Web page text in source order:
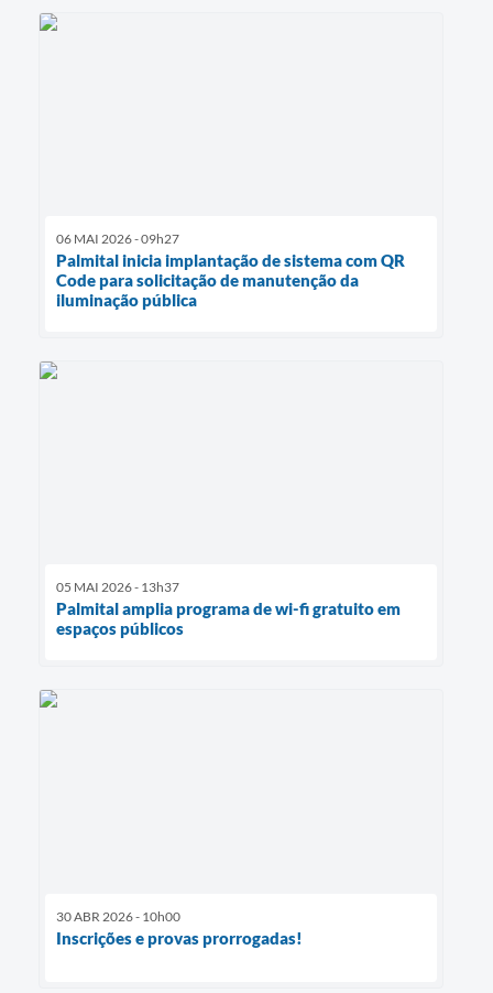
06 MAI 2026 - 09h27
Palmital inicia implantação de sistema com QR
Code para solicitação de manutenção da
iluminação pública
05 MAI 2026 - 13h37
Palmital amplia programa de wi-fi gratuito em
espaços públicos
30 ABR 2026 - 10h00
Inscrições e provas prorrogadas!